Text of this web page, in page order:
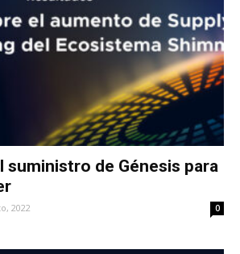
suministro de Génesis para
2022 0